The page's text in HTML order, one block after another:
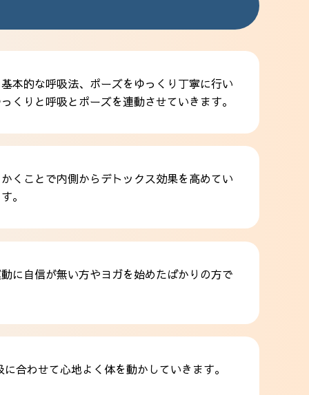
本的な呼吸法、ポーズをゆっくり丁寧に行い
くりと呼吸とポーズを連動させていきます。
くことで内側からデトックス効果を高めてい
。
に自信が無い方やヨガを始めたばかりの方で
合わせて心地よく体を動かしていきます。